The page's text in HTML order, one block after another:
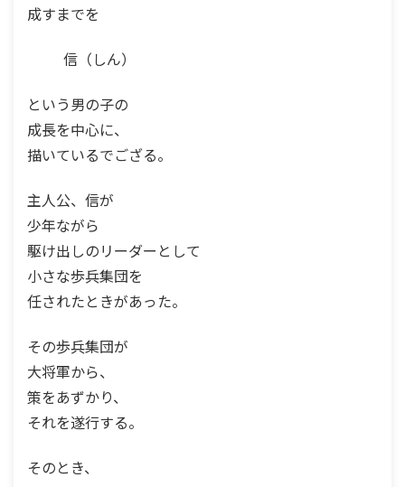
成すまでを
信（しん）
という男の子の
成長を中心に、
描いているでござる。
主人公、信が
少年ながら
駆け出しのリーダーとして
小さな歩兵集団を
任されたときがあった。
その歩兵集団が
大将軍から、
策をあずかり、
それを遂行する。
そのとき、